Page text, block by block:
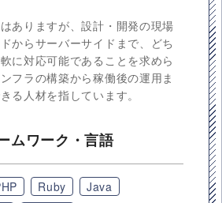
ありますが、設計・開発の現場
からサーバーサイドまで、どち
に対応可能であることを求めら
フラの構築から稼働後の運用ま
る人材を指しています。
ムワーク・言語
Ruby
Java